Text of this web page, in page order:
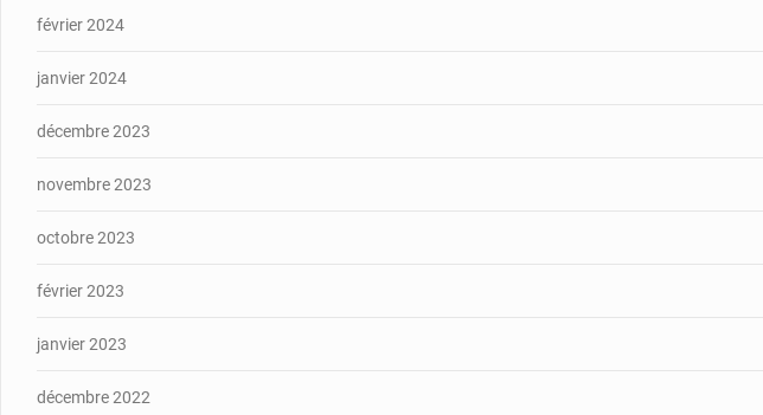
février 2024
janvier 2024
décembre 2023
novembre 2023
octobre 2023
février 2023
janvier 2023
décembre 2022